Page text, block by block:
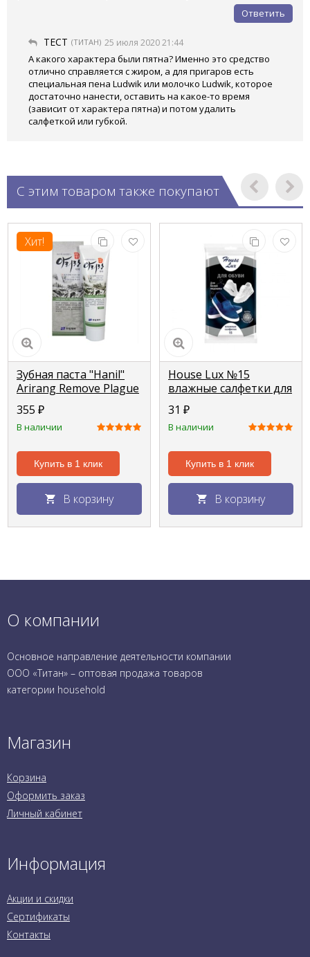
Ответить
ТЕСТ (ТИТАН) 25 июля 2020 21:44
А какого характера были пятна? Именно это средство
отлично справляется с жиром, а для пригаров есть
специальная пена Ludwik или молочко Ludwik, которое
достаточно нанести, оставить на какое-то время
(зависит от характера пятна) и потом удалить
салфеткой или губкой.
С этим товаром также покупают
Хит!
Зубная паста "Hanil"
Arirang Remove Plague
от зубного налета
150г
355 ₽
В наличии
Купить в 1 клик
В корзину
House Lux №15
влажные салфетки для
обуви + белой
подошвы
31 ₽
В наличии
Купить в 1 клик
В корзину
О компании
Основное направление деятельности компании
ООО «Титан» – оптовая продажа товаров
категории household
Магазин
Корзина
Оформить заказ
Личный кабинет
Информация
Акции и скидки
Сертификаты
Контакты